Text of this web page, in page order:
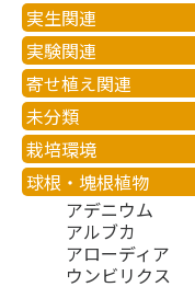
実生関連
実験関連
寄せ植え関連
未分類
栽培環境
球根・塊根植物
アデニウム
アルブカ
アローディア
ウンビリクス